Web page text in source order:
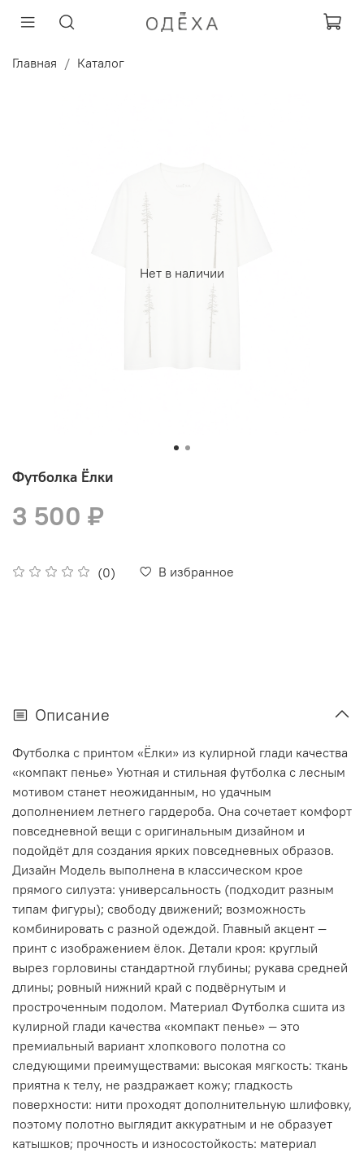
Главная Каталог
Нет в наличии
Футболка Ёлки
(0) В избранное
3 500 ₽
Описание
Футболка с принтом «Ёлки» из кулирной глади качества
«компакт пенье» Уютная и стильная футболка с лесным
мотивом станет неожиданным, но удачным
дополнением летнего гардероба. Она сочетает комфорт
повседневной вещи с оригинальным дизайном и
подойдёт для создания ярких повседневных образов.
Дизайн Модель выполнена в классическом крое
прямого силуэта: универсальность (подходит разным
типам фигуры); свободу движений; возможность
комбинировать с разной одеждой. Главный акцент —
принт с изображением ёлок. Детали кроя: круглый
вырез горловины стандартной глубины; рукава средней
длины; ровный нижний край с подвёрнутым и
простроченным подолом. Материал Футболка сшита из
кулирной глади качества «компакт пенье» — это
премиальный вариант хлопкового полотна со
следующими преимуществами: высокая мягкость: ткань
приятна к телу, не раздражает кожу; гладкость
поверхности: нити проходят дополнительную шлифовку,
поэтому полотно выглядит аккуратным и не образует
катышков; прочность и износостойкость: материал